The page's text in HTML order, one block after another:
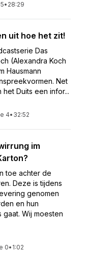
• 28:29
uit hoe het zit!
Das
(Alexandra Koch
Hausmann
Net
Duits een infor...
4• 32:52
im
toe achter de
Deze is tijdens
genomen
en hun
Wij moesten
0• 1:02